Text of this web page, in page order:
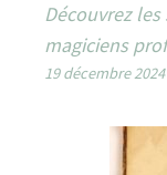
Découvrez les
magiciens
19 décembre 2024